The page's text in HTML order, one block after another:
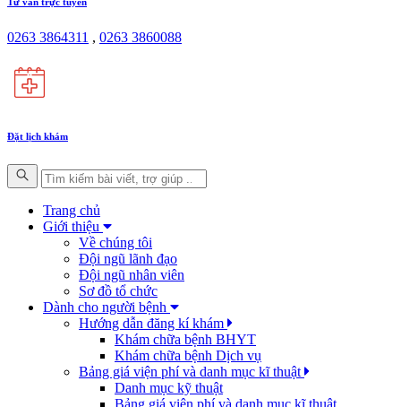
0263 3864311 , 0263 3860088
Đặt lịch khám
Trang chủ
Giới thiệu
Về chúng tôi
Đội ngũ lãnh đạo
Đội ngũ nhân viên
Sơ đồ tổ chức
Dành cho người bệnh
Hướng dẫn đăng kí khám
Khám chữa bệnh BHYT
Khám chữa bệnh Dịch vụ
Bảng giá viện phí và danh mục kĩ thuật
Danh mục kỹ thuật
Bảng giá viện phí và danh mục kĩ thuật